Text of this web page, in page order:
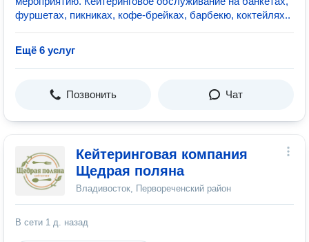
фуршетах, пикниках, кофе-брейках, барбекю, коктейлях..
Ещё 6 услуг
Позвонить Чат
Кейтеринговая компания
Щедрая поляна
Владивосток, Первореченский район
В сети 1 д. назад